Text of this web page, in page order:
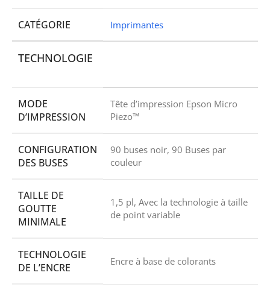
CATÉGORIE Imprimantes
TECHNOLOGIE
MODE
D’IMPRESSION
Tête d’impression Epson Micro
Piezo™
CONFIGURATION
DES BUSES
90 buses noir, 90 Buses par
couleur
TAILLE DE
GOUTTE
MINIMALE
1,5 pl, Avec la technologie à taille
de point variable
TECHNOLOGIE
DE L’ENCRE
Encre à base de colorants